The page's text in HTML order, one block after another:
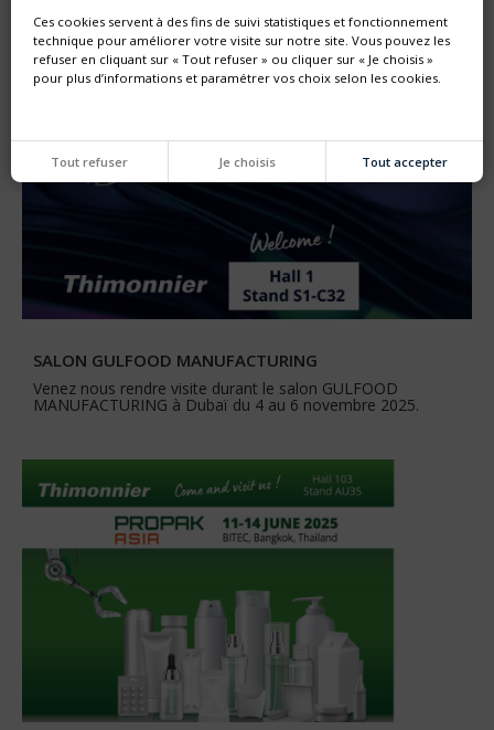
SALON GULFOOD MANUFACTURING
Venez nous rendre visite durant le salon GULFOOD
MANUFACTURING à Dubaï du 4 au 6 novembre 2025.
Ces cookies servent à des fins de suivi statistiques et fonctionnement
technique pour améliorer votre visite sur notre site. Vous pouvez les
refuser en cliquant sur « Tout refuser » ou cliquer sur « Je choisis »
pour plus d’informations et paramétrer vos choix selon les cookies.
Tout refuser Je choisis Tout accepter